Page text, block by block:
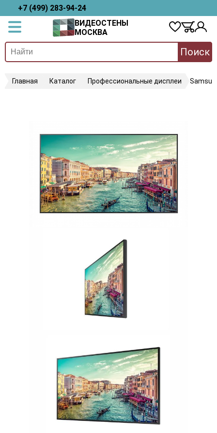
+7 (499) 283-94-24
ВИДЕОСТЕНЫ
МОСКВА
Поиск
Главная Каталог Профессиональные дисплеи